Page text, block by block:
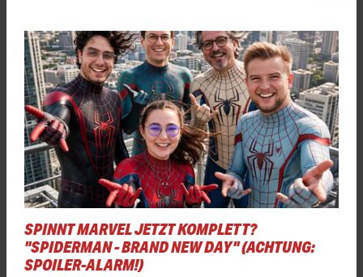
SPINNT MARVEL JETZT KOMPLETT?
"SPIDERMAN - BRAND NEW DAY" (ACHTUNG:
SPOILER-ALARM!)